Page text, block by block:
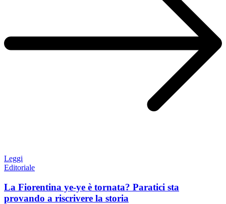
Leggi
Editoriale
La Fiorentina ye-ye è tornata? Paratici sta
provando a riscrivere la storia